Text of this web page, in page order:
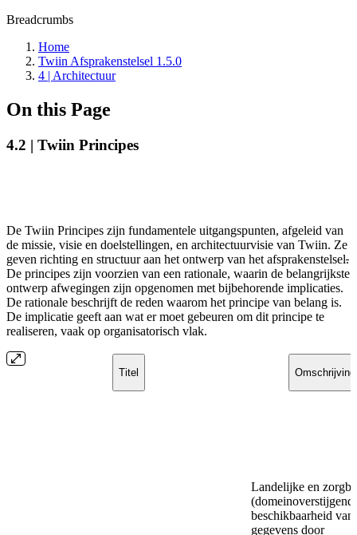
Breadcrumbs
Home
Twiin Afsprakenstelsel 1.5.0
4 | Architectuur
On this Page
4.2 | Twiin Principes
De Twiin Principes zijn fundamentele uitgangspunten, afgeleid van
de missie, visie en doelstellingen, en architectuurvisie van Twiin. Ze
geven richting en structuur aan het ontwerp van het afsprakenstelsel.
De principes zijn voorzien van een rationale, waarin de belangrijkste
ontwerp afwegingen zijn opgenomen met bijbehorende implicaties.
De rationale beschrijft de reden waarom het principe van belang is.
De implicatie geeft aan wat er moet gebeuren om dit principe te
realiseren, vaak op organisatorisch vlak.
Titel Omschrijving
Landelijke en
beschikbaarheid van
gegevens door